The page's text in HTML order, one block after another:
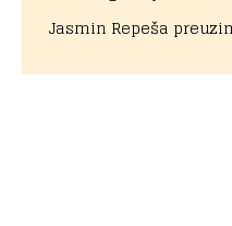
Jasmin Repeša